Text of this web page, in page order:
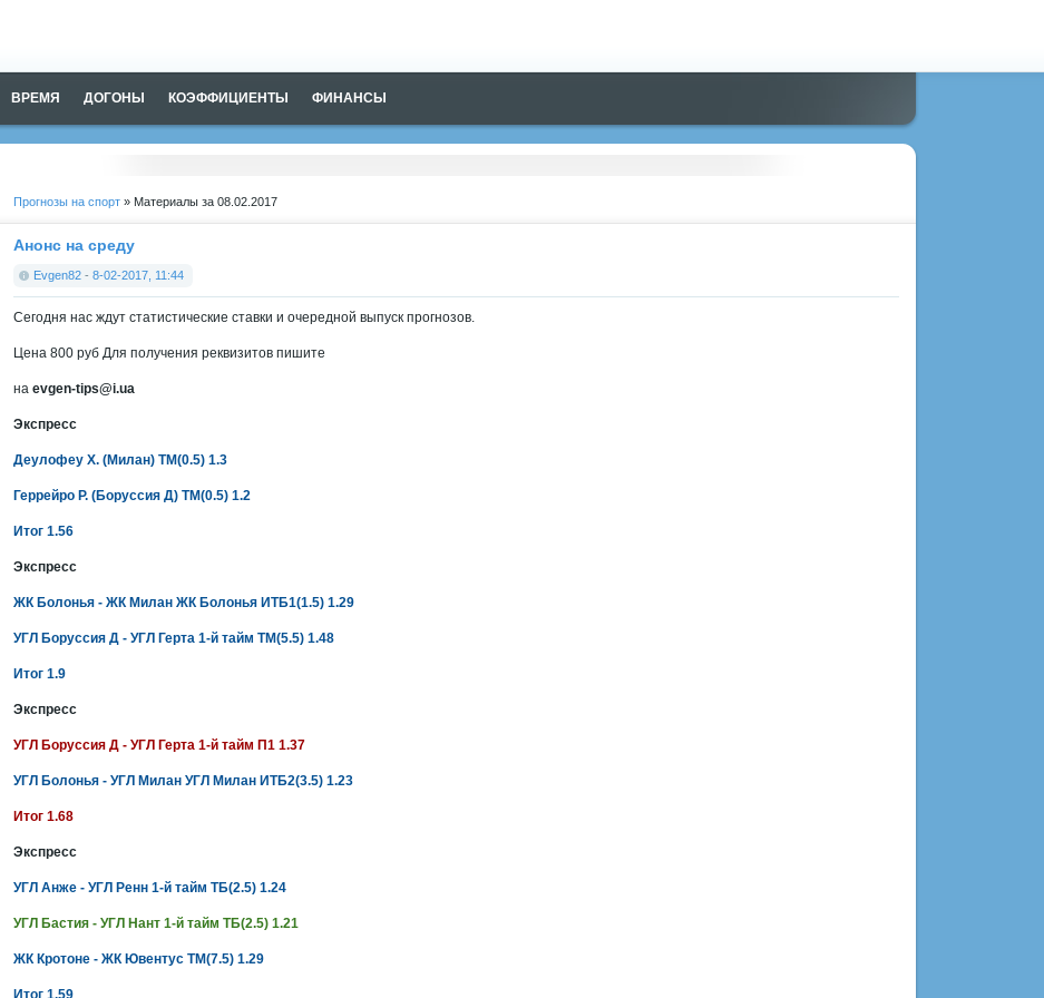
ВРЕМЯ ДОГОНЫ КОЭФФИЦИЕНТЫ ФИНАНСЫ
Прогнозы на спорт » Материалы за 08.02.2017
Анонс на среду
Evgen82 - 8-02-2017, 11:44
Сегодня нас ждут статистические ставки и очередной выпуск прогнозов.
Цена 800 руб Для получения реквизитов пишите
на evgen-tips@i.ua
Экспресс
Деулофеу Х. (Милан) ТМ(0.5) 1.3
Геррейро Р. (Боруссия Д) ТМ(0.5) 1.2
Итог 1.56
Экспресс
ЖК Болонья - ЖК Милан ЖК Болонья ИТБ1(1.5) 1.29
УГЛ Боруссия Д - УГЛ Герта 1-й тайм ТМ(5.5) 1.48
Итог 1.9
Экспресс
УГЛ Боруссия Д - УГЛ Герта 1-й тайм П1 1.37
УГЛ Болонья - УГЛ Милан УГЛ Милан ИТБ2(3.5) 1.23
Итог 1.68
Экспресс
УГЛ Анже - УГЛ Ренн 1-й тайм ТБ(2.5) 1.24
УГЛ Бастия - УГЛ Нант 1-й тайм ТБ(2.5) 1.21
ЖК Кротоне - ЖК Ювентус ТМ(7.5) 1.29
Итог 1.59